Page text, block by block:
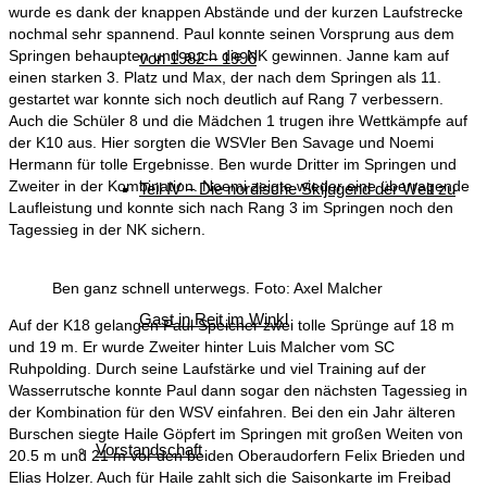
von 1982 – 1996
Teil IV – Die nordische Skijugend der Welt zu
Gast in Reit im Winkl
Vorstandschaft
wurde es dank der knappen Abstände und der kurzen Laufstrecke
nochmal sehr spannend. Paul konnte seinen Vorsprung aus dem
Springen behaupten und auch die NK gewinnen. Janne kam auf
einen starken 3. Platz und Max, der nach dem Springen als 11.
gestartet war konnte sich noch deutlich auf Rang 7 verbessern.
Auch die Schüler 8 und die Mädchen 1 trugen ihre Wettkämpfe auf
der K10 aus. Hier sorgten die WSVler Ben Savage und Noemi
Hermann für tolle Ergebnisse. Ben wurde Dritter im Springen und
Zweiter in der Kombination. Noemi zeigte wieder eine überragende
Laufleistung und konnte sich nach Rang 3 im Springen noch den
Tagessieg in der NK sichern.
Ben ganz schnell unterwegs. Foto: Axel Malcher
Auf der K18 gelangen Paul Speicher zwei tolle Sprünge auf 18 m
und 19 m. Er wurde Zweiter hinter Luis Malcher vom SC
Ruhpolding. Durch seine Laufstärke und viel Training auf der
Wasserrutsche konnte Paul dann sogar den nächsten Tagessieg in
der Kombination für den WSV einfahren. Bei den ein Jahr älteren
Burschen siegte Haile Göpfert im Springen mit großen Weiten von
20.5 m und 21 m vor den beiden Oberaudorfern Felix Brieden und
Elias Holzer. Auch für Haile zahlt sich die Saisonkarte im Freibad